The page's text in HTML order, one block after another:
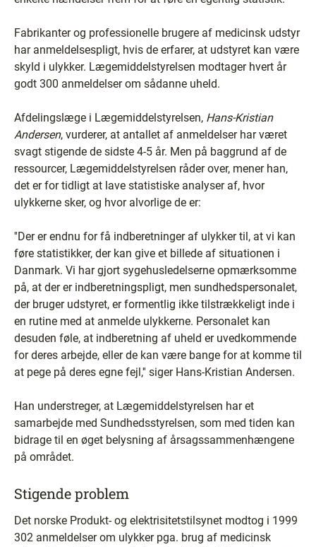
Fabrikanter og professionelle brugere af medicinsk udstyr
har anmeldelsespligt, hvis de erfarer, at udstyret kan være
skyld i ulykker. Lægemiddelstyrelsen modtager hvert år
godt 300 anmeldelser om sådanne uheld.
Afdelingslæge i Lægemiddelstyrelsen, Hans-Kristian
Andersen, vurderer, at antallet af anmeldelser har været
svagt stigende de sidste 4-5 år. Men på baggrund af de
ressourcer, Lægemiddelstyrelsen råder over, mener han,
det er for tidligt at lave statistiske analyser af, hvor
ulykkerne sker, og hvor alvorlige de er:
''Der er endnu for få indberetninger af ulykker til, at vi kan
føre statistikker, der kan give et billede af situationen i
Danmark. Vi har gjort sygehusledelserne opmærksomme
på, at der er indberetningspligt, men sundhedspersonalet,
der bruger udstyret, er formentlig ikke tilstrækkeligt inde i
en rutine med at anmelde ulykkerne. Personalet kan
desuden føle, at indberetning af uheld er uvedkommende
for deres arbejde, eller de kan være bange for at komme til
at pege på deres egne fejl,'' siger Hans-Kristian Andersen.
Han understreger, at Lægemiddelstyrelsen har et
samarbejde med Sundhedsstyrelsen, som med tiden kan
bidrage til en øget belysning af årsagssammenhængene
på området.
Stigende problem
Det norske Produkt- og elektrisitetstilsynet modtog i 1999
302 anmeldelser om ulykker pga. brug af medicinsk